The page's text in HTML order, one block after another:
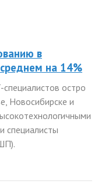
в
на 14%
остро
Новосибирске и
специалисты